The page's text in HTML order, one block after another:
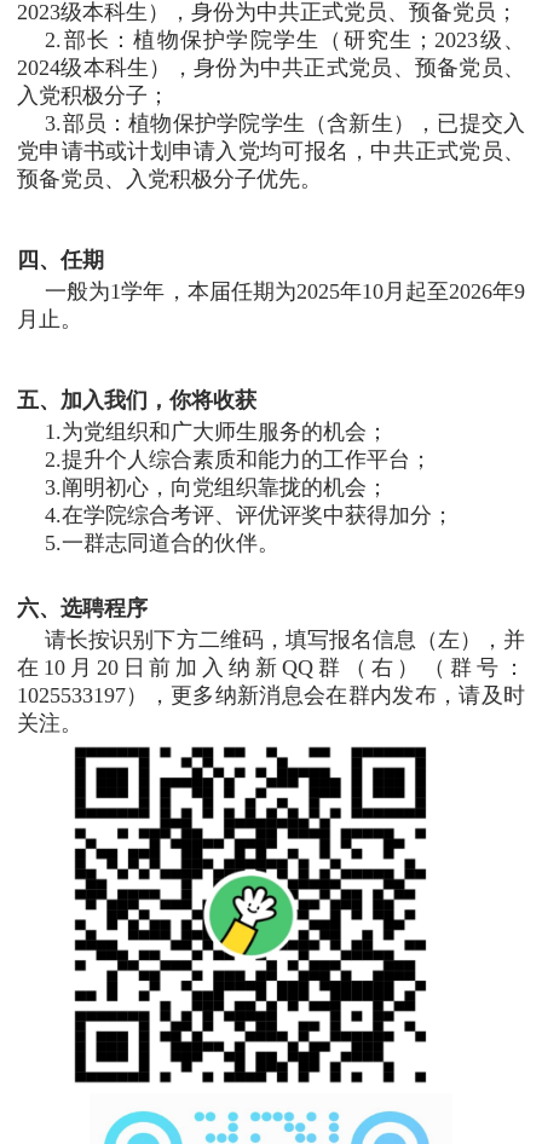
2023级本科生），身份为中共正式党员、预备党员；
2.部长：植物保护学院学生（研究生； 2023级、
2024级本科生），身份为中共正式党员、预备党员、
入党积极分子；
3.部员：植物保护学院学生（含新生），已提交入
党申请书或计划申请入党均可报名，中共正式党员、
预备党员、入党积极分子优先。
四、任期
一般为1学年，本届任期为2025年10月起至2026年9
月止。
五、加入我们，你将收获
1.为党组织和广大师生服务的机会；
2.提升个人综合素质和能力的工作平台；
3.阐明初心，向党组织靠拢的机会；
4.在学院综合考评、评优评奖中获得加分；
5.一群志同道合的伙伴。
六、选聘程序
请长按识别下方二维码，填写报名信息（左），并
在 10月 20日前加入纳新QQ群（右）（群号：
1025533197），更多纳新消息会在群内发布，请及时
关注。